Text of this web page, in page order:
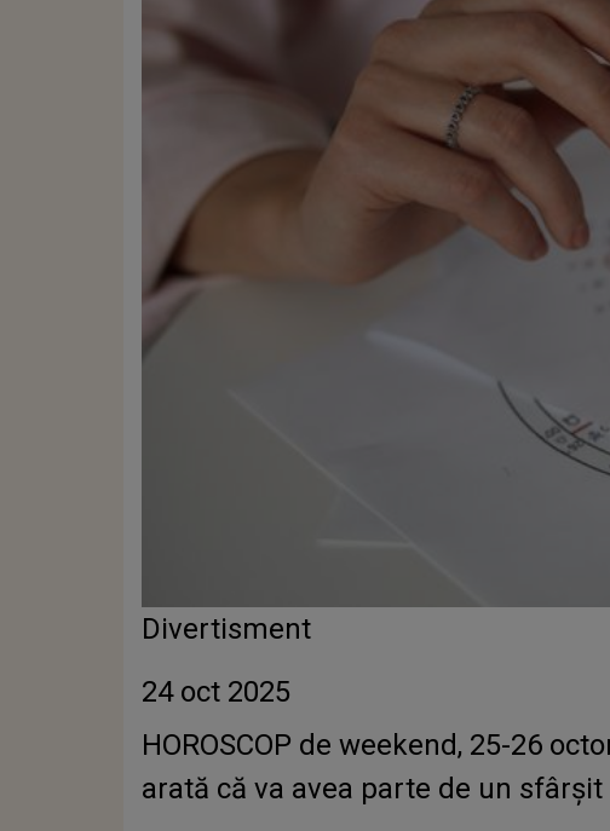
Divertisment
24 oct 2025
HOROSCOP de weekend, 25-26
arată că va avea parte de un